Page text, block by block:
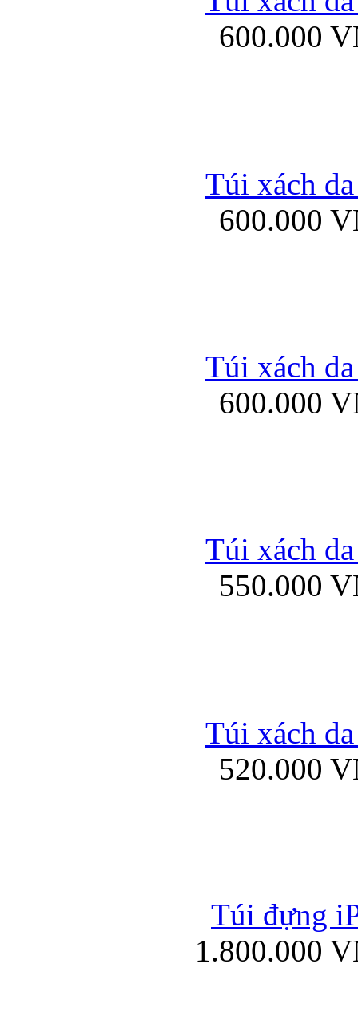
Bao da iPhone 5
Bao da iPad
Túi xách da
600.000
Túi xách
600.000
Túi xách
600.000
Túi xách
550.000
Túi xách
520.000
Túi đựng
1.800.000